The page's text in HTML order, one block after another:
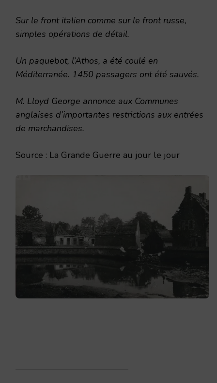
Sur le front italien comme sur le front russe,
simples opérations de détail.
Un paquebot, l’Athos, a été coulé en
Méditerranée. 1450 passagers ont été sauvés.
M. Lloyd George annonce aux Communes
anglaises d’importantes restrictions aux entrées
de marchandises.
Source : La Grande Guerre au jour le jour